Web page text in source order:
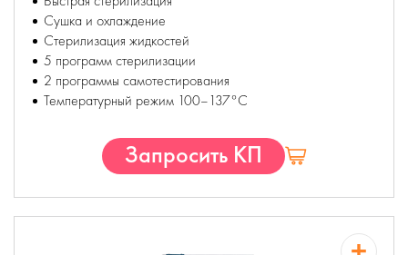
Сушка и охлаждение
Стерилизация жидкостей
5 программ стерилизации
2 программы самотестирования
Температурный режим 100–137°С
Запросить КП